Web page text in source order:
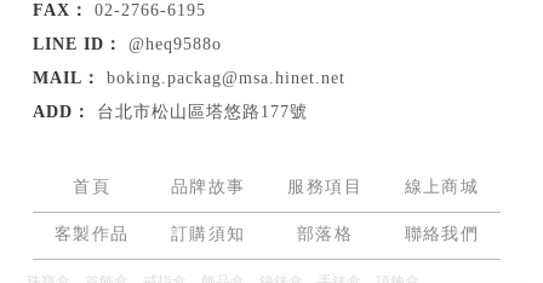
@heq9588o
02-2766-6195
boking.packag@msa.hinet.net
台北市松山區塔悠路177號
首頁 品牌故事 服務項目 線上商城
客製作品 訂購須知 部落格 聯絡我們